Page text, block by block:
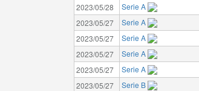
2023/05/28 Serie A
2023/05/27 Serie A
2023/05/27 Serie A
2023/05/27 Serie A
2023/05/27 Serie A
2023/05/27 Serie B